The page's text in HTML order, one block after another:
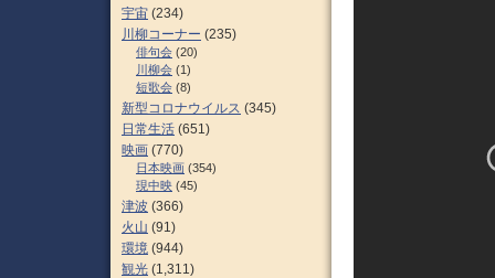
宇宙 (234)
川柳コーナー (235)
俳句会 (20)
川柳会 (1)
短歌会 (8)
新型コロナウイルス (345)
日常生活 (651)
映画 (770)
日本映画 (354)
現中映 (45)
津波 (366)
火山 (91)
環境 (944)
観光 (1,311)